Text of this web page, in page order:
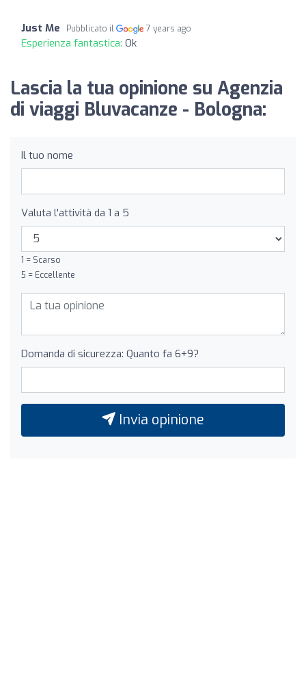
Just Me Pubblicato il 7 years ago
Esperienza fantastica: Ok
Lascia la tua opinione su Agenzia
di viaggi Bluvacanze - Bologna:
Il tuo nome
Valuta l'attività da 1 a 5
1 = Scarso
5 = Eccellente
Domanda di sicurezza: Quanto fa 6+9?
Invia opinione